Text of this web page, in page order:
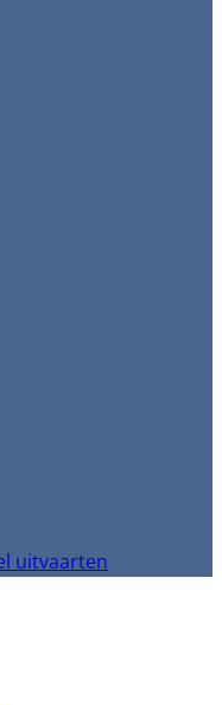
uitvaarten